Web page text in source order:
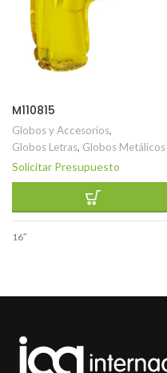
M110815
Globos y Accesorios,
Globos Letras, Globos Metálicos
Solicitar Presupuesto
16″